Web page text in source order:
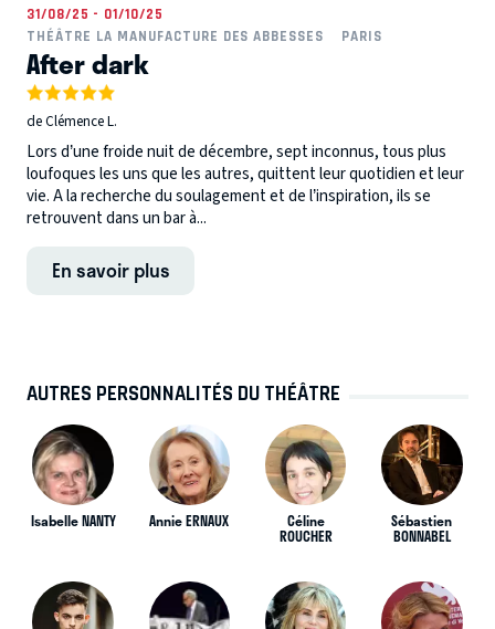
31/08/25 - 01/10/25
THÉÂTRE LA MANUFACTURE DES ABBESSES
PARIS
After dark
de Clémence L.
Lors d’une froide nuit de décembre, sept inconnus, tous plus
loufoques les uns que les autres, quittent leur quotidien et leur
vie. A la recherche du soulagement et de l’inspiration, ils se
retrouvent dans un bar à...
En savoir plus
AUTRES PERSONNALITÉS DU THÉÂTRE
Isabelle NANTY Annie ERNAUX Céline
ROUCHER
Sébastien
BONNABEL